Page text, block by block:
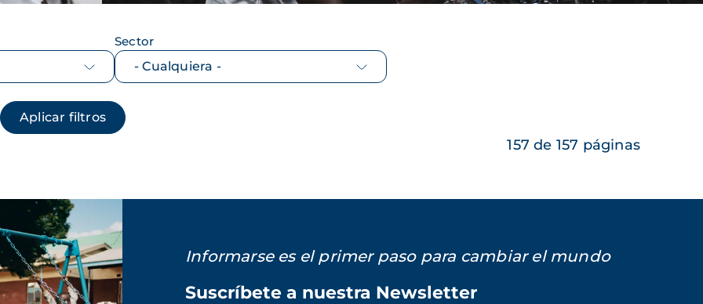
Sector
157 de 157 páginas
Informarse es el primer paso para cambiar el mundo
Suscríbete a nuestra Newsletter